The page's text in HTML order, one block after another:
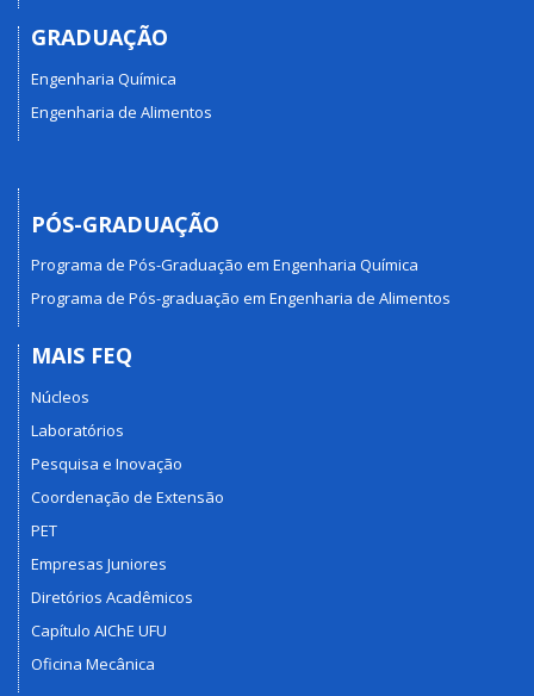
GRADUAÇÃO
Engenharia Química
Engenharia de Alimentos
PÓS-GRADUAÇÃO
Programa de Pós-Graduação em Engenharia Química
Programa de Pós-graduação em Engenharia de Alimentos
MAIS FEQ
Núcleos
Laboratórios
Pesquisa e Inovação
Coordenação de Extensão
PET
Empresas Juniores
Diretórios Acadêmicos
Capítulo AIChE UFU
Oficina Mecânica